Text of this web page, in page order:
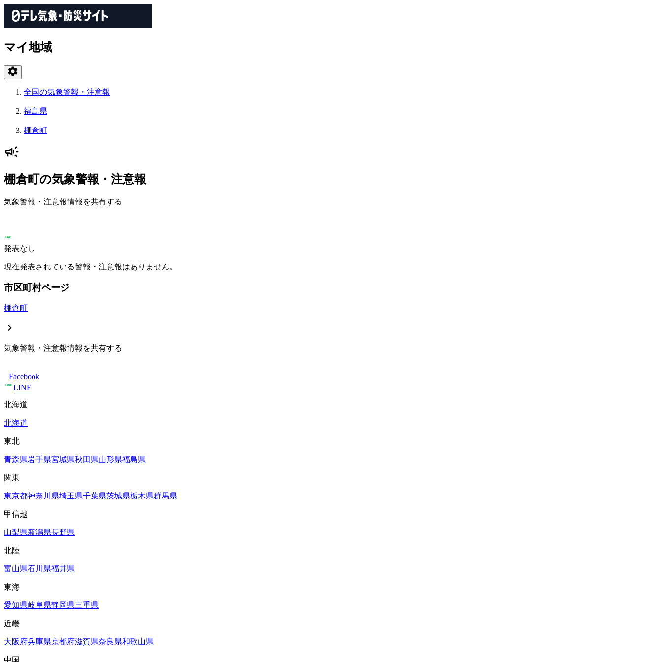
マイ地域
全国の気象警報・注意報
福島県
棚倉町
棚倉町の気象警報・注意報
気象警報・注意報情報を共有する
発表なし
現在発表されている警報・注意報はありません。
市区町村ページ
棚倉町
気象警報・注意報情報を共有する
Facebook
LINE
北海道
北海道
東北
青森県岩手県宮城県秋田県山形県福島県
関東
東京都神奈川県埼玉県千葉県茨城県栃木県群馬県
甲信越
山梨県新潟県長野県
北陸
富山県石川県福井県
東海
愛知県岐阜県静岡県三重県
近畿
大阪府兵庫県京都府滋賀県奈良県和歌山県
中国